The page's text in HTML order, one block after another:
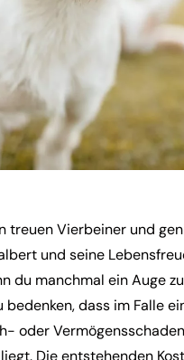
treuen Vierbeiner und
und seine
du manchmal ein Auge
bedenken, dass im Falle
oder
Die entstehenden